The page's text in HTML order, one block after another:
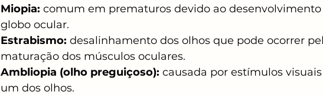
Miopia: comum em prematuros devido ao
globo ocular.
Estrabismo: desalinhamento dos olhos que pode ocorrer
maturação dos músculos oculares.
Ambliopia (olho preguiçoso): causada por estímulos
um dos olhos.